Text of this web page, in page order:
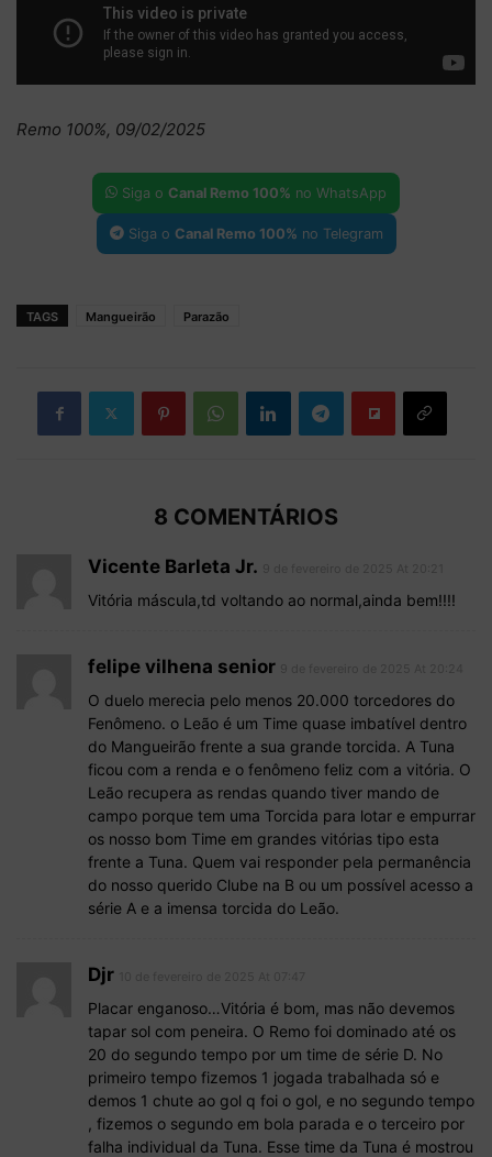
Remo 100%, 09/02/2025
Siga o Canal Remo 100% no WhatsApp
Siga o Canal Remo 100% no Telegram
TAGS Mangueirão Parazão
8 COMENTÁRIOS
Vicente Barleta Jr.
Vitória máscula,td voltando ao normal,ainda bem!!!!
felipe vilhena senior
O duelo merecia pelo menos 20.000 torcedores do
Fenômeno. o Leão é um Time quase imbatível dentro
do Mangueirão frente a sua grande torcida. A Tuna
ficou com a renda e o fenômeno feliz com a vitória. O
Leão recupera as rendas quando tiver mando de
campo porque tem uma Torcida para lotar e empurrar
os nosso bom Time em grandes vitórias tipo esta
frente a Tuna. Quem vai responder pela permanência
do nosso querido Clube na B ou um possível acesso a
série A e a imensa torcida do Leão.
Djr
Placar enganoso…Vitória é bom, mas não devemos
tapar sol com peneira. O Remo foi dominado até os
20 do segundo tempo por um time de série D. No
primeiro tempo fizemos 1 jogada trabalhada só e
demos 1 chute ao gol q foi o gol, e no segundo tempo
, fizemos o segundo em bola parada e o terceiro por
falha individual da Tuna. Esse time da Tuna é mostrou